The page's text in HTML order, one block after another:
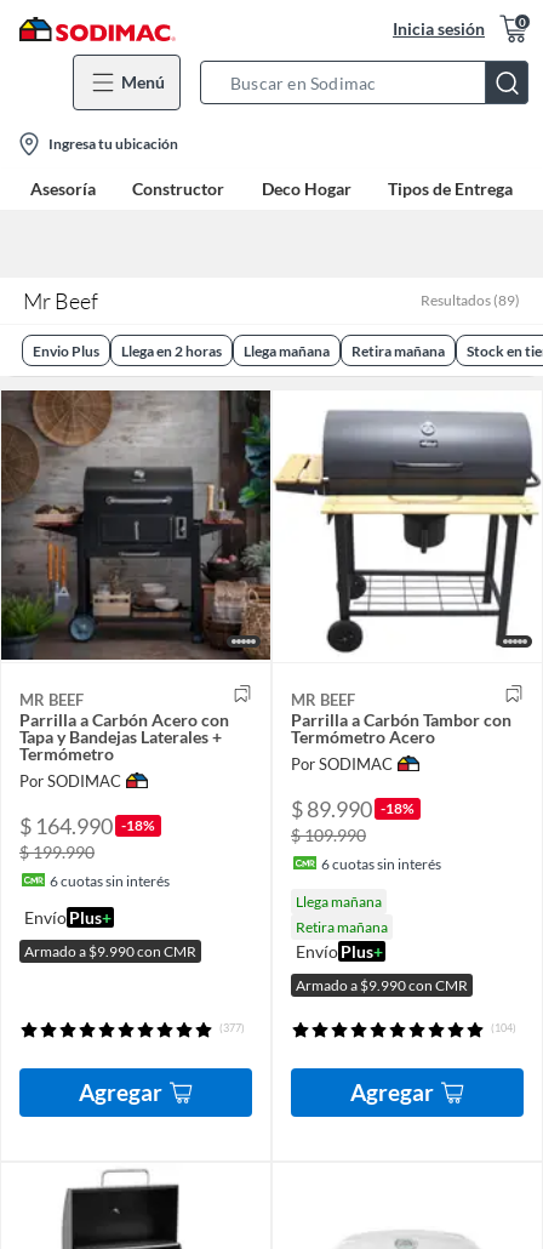
Inicia sesión 0
Menú
Bar
location-
icon
Ingresa tu ubicación
Asesoría Constructor Deco Hogar Tipos de Entrega
Mr Beef Resultados (89)
Envio Plus Llega en 2 horas Llega mañana Retira mañana Stock en
MR BEEF
Parrilla a Carbón Acero con
Tapa y Bandejas Laterales +
Termómetro
Por SODIMAC
$ 164.990 -18%
$ 199.990
6cuotas sin interés
EnvíoPlus+
Armado a $9.990 con CMR
(377)
Agregar
MR BEEF
Parrilla a Carbón Tambor con
Termómetro Acero
Por SODIMAC
$ 89.990 -18%
$ 109.990
6cuotas sin interés
Llega mañana
Retira mañana
EnvíoPlus+
Armado a $9.990 con CMR
(104)
Agregar